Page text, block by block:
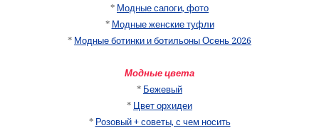
* Модные сапоги, фото
* Модные женские туфли
* Модные ботинки и ботильоны Осень 2026
Модные цвета
* Бежевый
*
Цвет орхидеи
* Розовый + советы, с чем носить